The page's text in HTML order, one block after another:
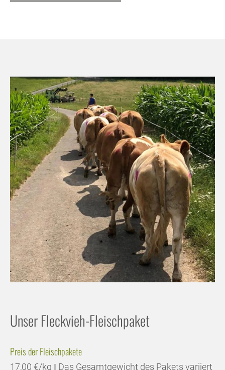
Unser Fleckvieh-Fleischpaket
Preis der Fleischpakete
17,00 €/kg Ι Das Gesamtgewicht des Pakets variiert